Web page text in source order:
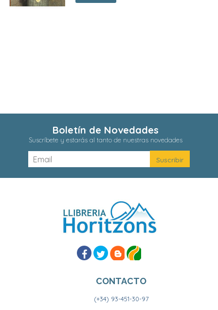
Boletín de Novedades
Suscríbete y estarás al tanto de nuestras novedades
CONTACTO
(+34) 93-451-30-97